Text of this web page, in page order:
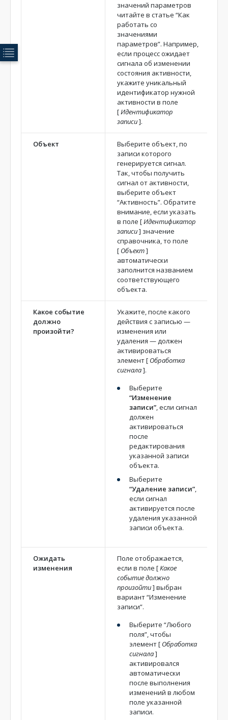
значений параметров
читайте в статье “Как
работать со
значениями
параметров”. Например,
если процесс ожидает
сигнала об изменении
состояния активности,
укажите уникальный
идентификатор нужной
активности в поле
[Идентификатор
записи].
Объект
Выберите объект, по
записи которого
генерируется сигнал.
Так, чтобы получить
сигнал от активности,
выберите объект
“Активность”. Обратите
внимание, если указать
в поле [Идентификатор
записи] значение
справочника, то поле
[ Объект]
автоматически
заполнится названием
соответствующего
объекта.
Какое событие
должно
произойти?
Укажите, после какого
действия с записью —
изменения или
удаления — должен
активироваться
элемент[ Обработка
сигнала].
Выберите
“Изменение
записи” , если сигнал
должен
активироваться
после
редактирования
указанной записи
объекта.
Выберите
“Удаление записи”
если сигнал
активируется после
удаления указанной
записи объекта.
Ожидать
изменения
Поле отображается,
если в поле [Какое
событие должно
произойти] выбран
вариант “Изменение
записи”.
Выберите “Любого
поля”, чтобы
элемент[ Обработка
сигнала]
активировался
автоматически
после выполнения
изменений в любом
поле указанной
записи.